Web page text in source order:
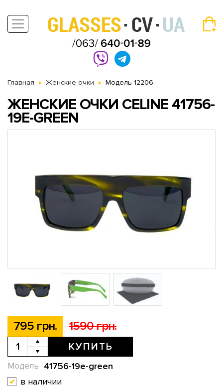
Главная Женские очки Модель 12206
ЖЕНСКИЕ ОЧКИ CELINE 41756-
19E-GREEN
795 грн. 1590 грн.
КУПИТЬ
41756-19e-green
Модель
в наличии